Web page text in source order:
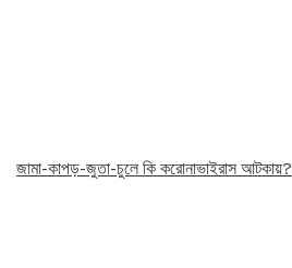
জামা-কাপড়-জুতা-চুলে কি করোনাভাইরাস আটকায়?